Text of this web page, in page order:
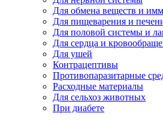
Для обмена веществ и
Для пищеварения и
Для половой системы и
Для сердца и
Для ушей
Контрацептивы
Противопаразитарные
Расходные материалы
Для сельхоз животных
При диабете